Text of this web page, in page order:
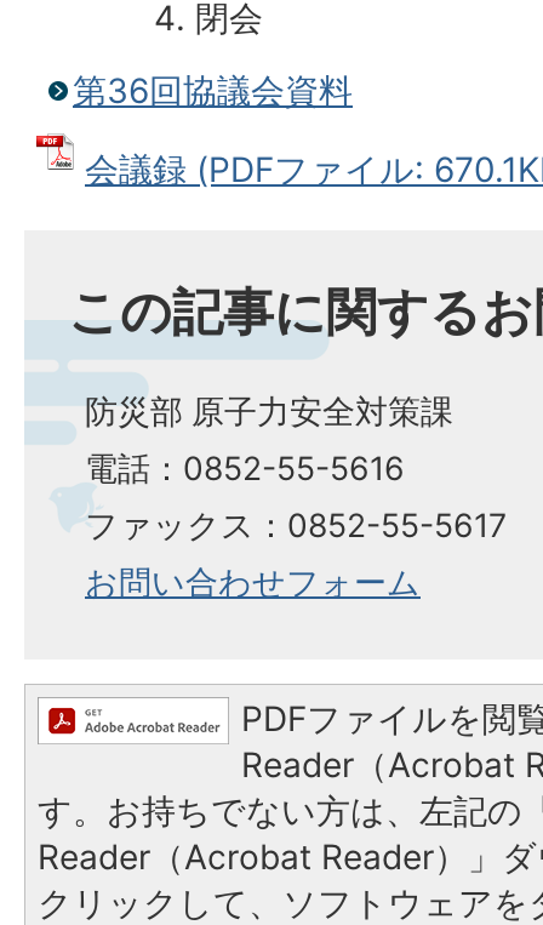
閉会
第36回協議会資料
会議録 (PDFファイル:
この記事に関する
防災部 原子力安全対策課
電話：0852-55-5616
ファックス：0852-55-5617
お問い合わせフォーム
PDFファイルを閲
Reader（Acrobat
す。お持ちでない方は、左記の
Reader（Acrobat Reader）」
クリックして、ソフトウェア